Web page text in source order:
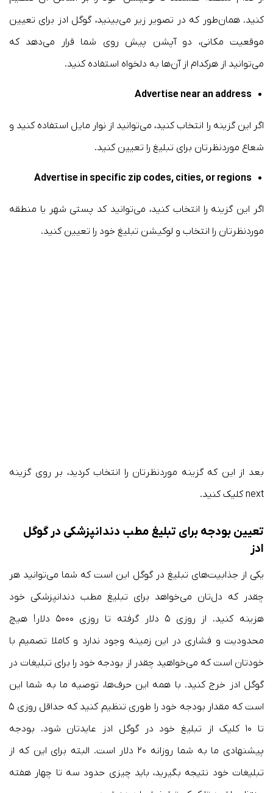
کنید. همان‌طور که در تصویر زیر می‌بینید، گوگل ادز برای تعیین
موقعیت مکانی، دو آپشن پیش روی شما قرار می‌دهد که
می‌توانید از هرکدام از آن‌ها به دلخواه استفاده کنید.
Advertise near an address
اگر این گزینه را انتخاب کنید، می‌توانید از نوار مایل استفاده کنید و
شعاع موردنظرتان برای تبلیغ را تعیین کنید.
Advertise in specific zip codes, cities, or regions
اگر این گزینه را انتخاب کنید، می‌توانید کد پستی شهر یا منطقه
موردنظرتان را انتخاب و لوکیشن تبلیغ خود را تعیین کنید.
بعد از این که گزینه موردنظرتان را انتخاب کردید، بر روی گزینه
next کلیک کنید.
تعیین بودجه برای تبلیغ مطب دندانپزشکی در گوگل
ادز
یکی از جذابیت‌های تبلیغ در گوگل این است که شما می‌توانید هر
چقدر که دل‌تان می‌خواهد برای تبلیغ مطب دندانپزشکی خود
هزینه کنید. از روزی ۵ دلار گرفته تا روزی ۵۰۰۰ دلار! هیچ
محدودیت و فشاری در این زمینه وجود ندارد و کاملا تصمیم با
خودتان است که می‌خواهید چقدر از بودجه خود را برای تبلیغات در
گوگل ادز خرج کنید. با همه این حرف‌ها، توصیه ما به شما این
است که مقدار بودجه خود را طوری تنظیم کنید که حداقل روزی ۵
تا ۱۰ کلیک از تبلیغ خود در گوگل ادز عایدتان شود. بودجه
پیشنهادی ما به شما روزانه ۲۰ دلار است. البته برای این که از
تبلیغات خود نتیجه بگیرید، باید چیزی حدود سه تا چهار هفته